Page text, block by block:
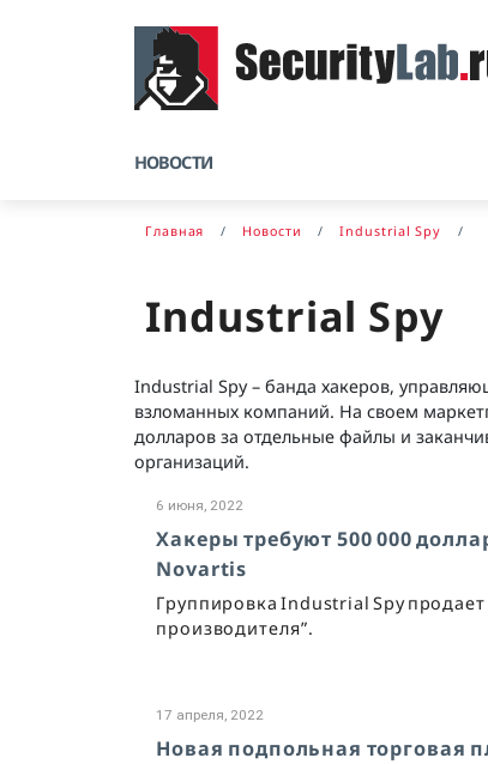
НОВОСТИ
Главная Новости Industrial Spy
Industrial Spy
Industrial Spy – банда хакеров,
взломанных компаний. На своем
долларов за отдельные файлы и
организаций.
6 июня, 2022
Хакеры требуют 500 000
Novartis
Группировка Industrial Spy
производителя”.
17 апреля, 2022
Новая подпольная торговая